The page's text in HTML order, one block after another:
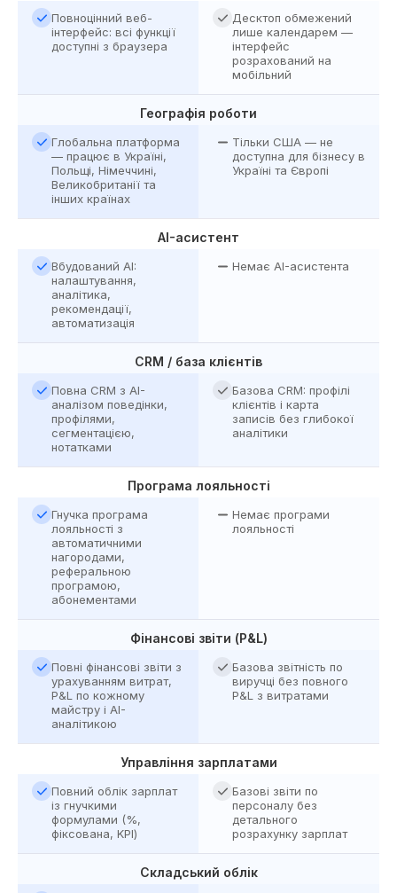
Повноцінний веб-
інтерфейс: всі функції
доступні з браузера
Десктоп обмежений
лише календарем —
інтерфейс
розрахований на
мобільний
Географія роботи
Глобальна платформа
— працює в Україні,
Польщі, Німеччині,
Великобританії та
інших країнах
Тільки США — не
доступна для бізнесу в
Україні та Європі
AI-асистент
Вбудований AI:
налаштування,
аналітика,
рекомендації,
автоматизація
Немає AI-асистента
CRM / база клієнтів
Повна CRM з AI-
аналізом поведінки,
профілями,
сегментацією,
нотатками
Базова CRM: профілі
клієнтів і карта
записів без глибокої
аналітики
Програма лояльності
Гнучка програма
лояльності з
автоматичними
нагородами,
реферальною
програмою,
абонементами
Немає програми
лояльності
Фінансові звіти (P&L)
Повні фінансові звіти з
урахуванням витрат,
P&L по кожному
майстру і AI-
аналітикою
Базова звітність по
виручці без повного
P&L з витратами
Управління зарплатами
Повний облік зарплат
із гнучкими
формулами (%,
фіксована, KPI)
Базові звіти по
персоналу без
детального
розрахунку зарплат
Складський облік